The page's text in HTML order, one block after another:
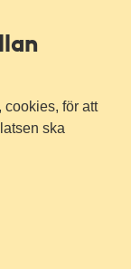
cookies, för att
ska